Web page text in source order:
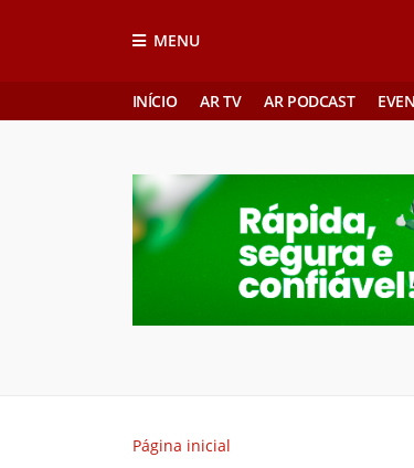
MENU
INÍCIO AR TV AR PODCAST
Página inicial